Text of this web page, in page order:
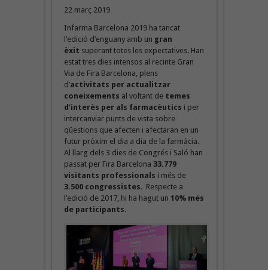
22 març 2019
Infarma Barcelona 2019 ha tancat
l’edició d’enguany amb un gran
èxit superant totes les expectatives. Han
estat tres dies intensos al recinte Gran
Via de Fira Barcelona, plens
d’activitats per actualitzar
coneixements al voltant de temes
d’interès per als farmacèutics i per
intercanviar punts de vista sobre
qüestions que afecten i afectaran en un
futur pròxim el dia a dia de la farmàcia.
Al llarg dels 3 dies de Congrés i Saló han
passat per Fira Barcelona 33.779
visitants professionals i més de
3.500 congressistes. Respecte a
l’edició de 2017, hi ha hagut un 10% més
de participants.